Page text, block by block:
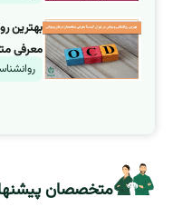
بهترین
معرفی
متخصصان